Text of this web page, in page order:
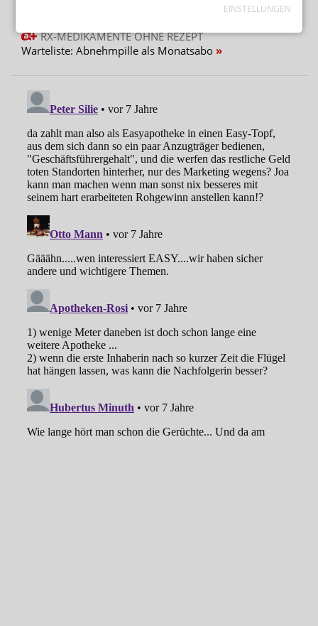
EINSTELLUNGEN
RX-MEDIKAMENTE OHNE REZEPT
Warteliste: Abnehmpille als Monatsabo